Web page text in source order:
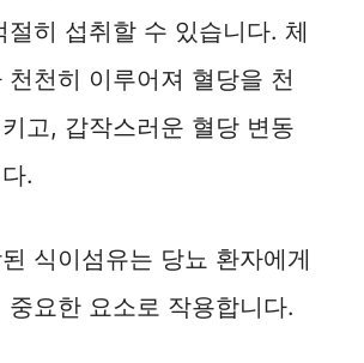
절히 섭취할 수 있습니다. 체
천천히 이루어져 혈당을 천
고, 갑작스러운 혈당 변동
.
식이섬유는 당뇨 환자에게
중요한 요소로 작용합니다.